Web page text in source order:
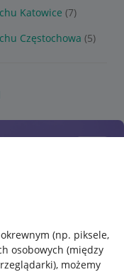
(np. piksele,
osobowych (między
, możemy
Katowice (7)
Częstochowa (5)